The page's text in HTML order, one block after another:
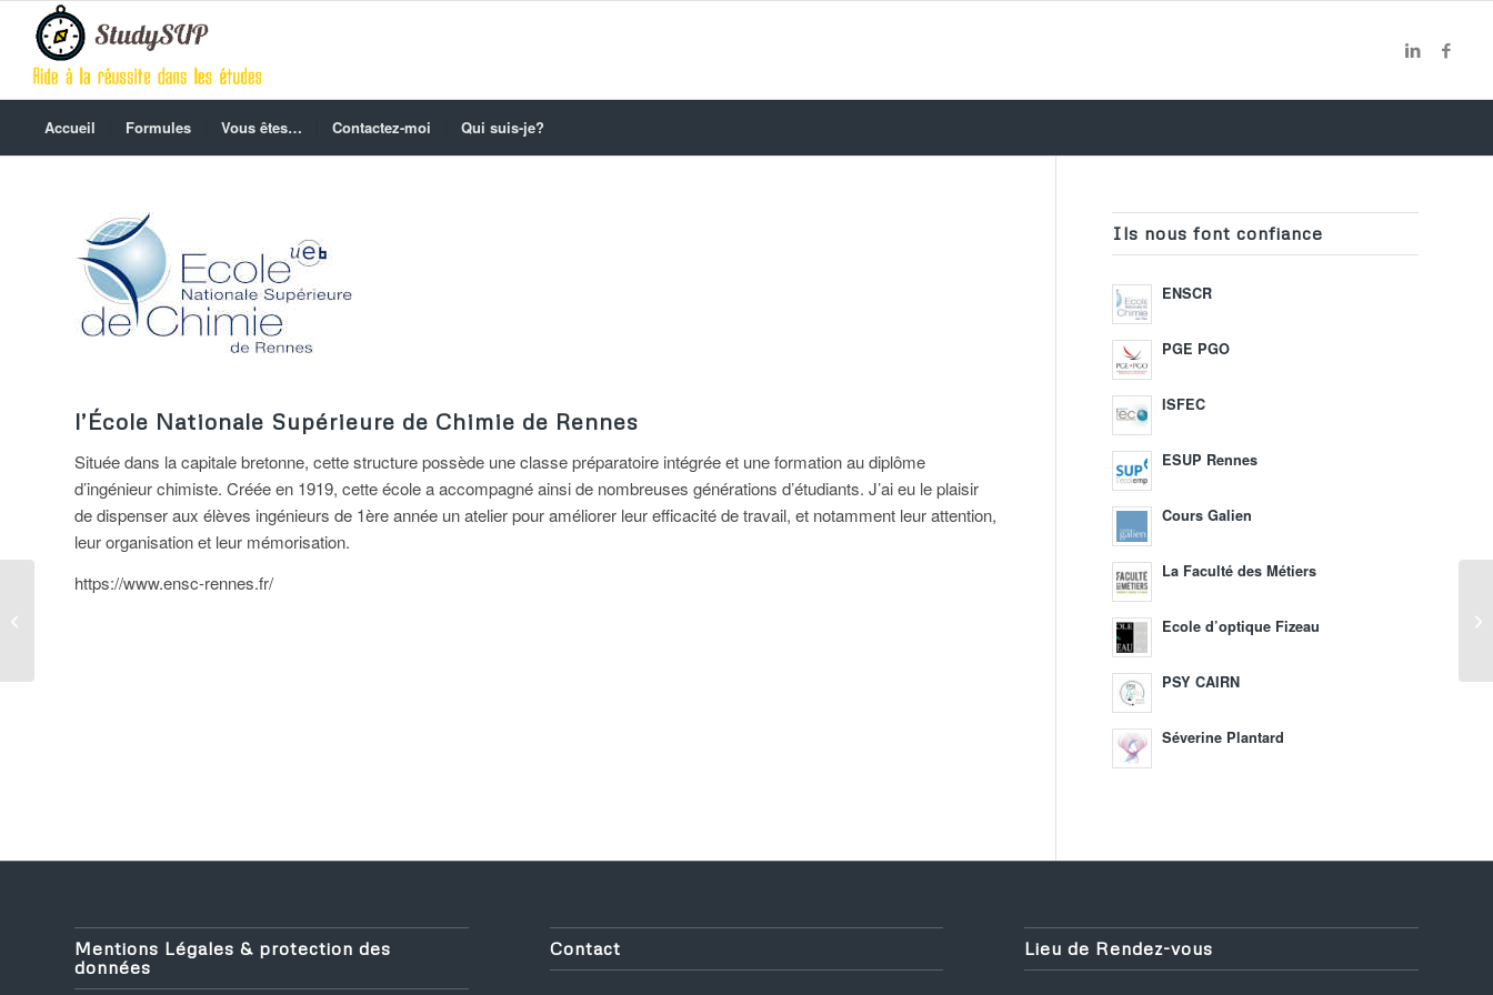
Accueil Formules Vous êtes… Contactez-moi Qui suis-je?
l’École Nationale Supérieure de Chimie de Rennes
Située dans la capitale bretonne, cette structure possède une classe préparatoire intégrée et une formation au diplôme
d’ingénieur chimiste. Créée en 1919, cette école a accompagné ainsi de nombreuses générations d’étudiants. J’ai eu le plaisir
de dispenser aux élèves ingénieurs de 1ère année un atelier pour améliorer leur efficacité de travail, et notamment leur attention,
leur organisation et leur mémorisation.
https://www.ensc-rennes.fr/
Ils nous font confiance
ENSCR
PGE PGO
ISFEC
ESUP Rennes
Cours Galien
La Faculté des Métiers
Ecole d’optique Fizeau
PSY CAIRN
Séverine Plantard
Mentions Légales & protection des
données
Contact Lieu de Rendez-vous